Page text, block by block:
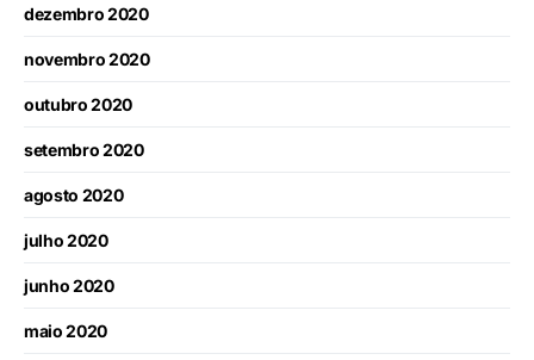
dezembro 2020
novembro 2020
outubro 2020
setembro 2020
agosto 2020
julho 2020
junho 2020
maio 2020